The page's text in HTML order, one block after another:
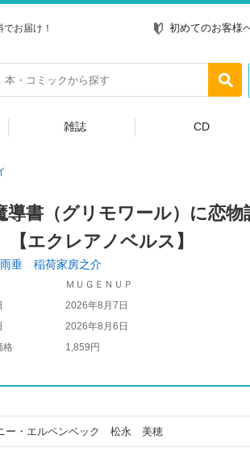
お届け！ 初めてのお客様
雑誌 CD
導書（グリモワール）に恋物
エクレアノベルス】
雨垂 稲荷家房之介
ＭＵＧＥＮＵＰ
2026年8月7日
2026年8月6日
格
1,859円
ー・エルペンベック 松永 美穂